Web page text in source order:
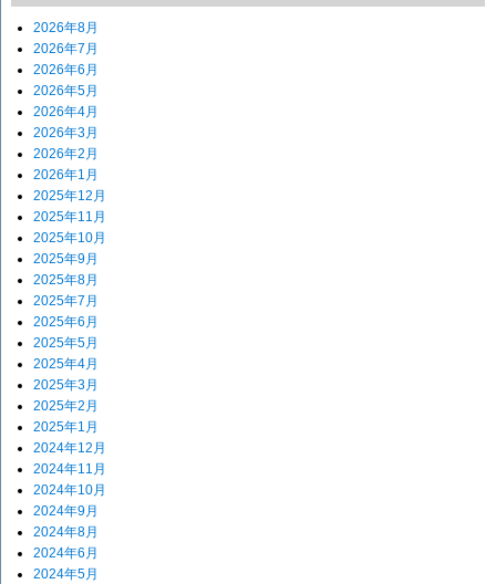
2026年8月
2026年7月
2026年6月
2026年5月
2026年4月
2026年3月
2026年2月
2026年1月
2025年12月
2025年11月
2025年10月
2025年9月
2025年8月
2025年7月
2025年6月
2025年5月
2025年4月
2025年3月
2025年2月
2025年1月
2024年12月
2024年11月
2024年10月
2024年9月
2024年8月
2024年6月
2024年5月